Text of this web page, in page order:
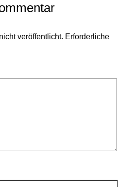
veröffentlicht. Erforderliche